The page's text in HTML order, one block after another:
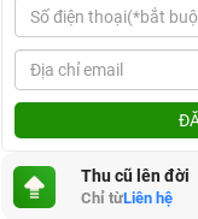
Thu cũ lên đời
Chỉ từLiên hệ